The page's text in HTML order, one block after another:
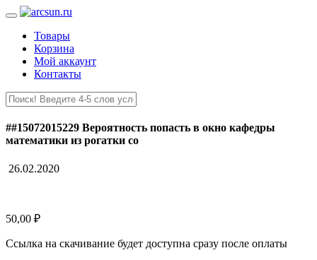
Товары
Корзина
Мой аккаунт
Контакты
##15072015229 Вероятность попасть в окно кафедры
математики из рогатки со
26.02.2020
50,00 ₽
Ссылка на скачивание будет доступна сразу после оплаты